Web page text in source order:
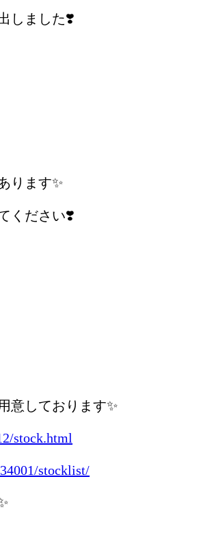
しました❣️
ります✨
ください❣️
意しております✨
stock.html
stocklist/